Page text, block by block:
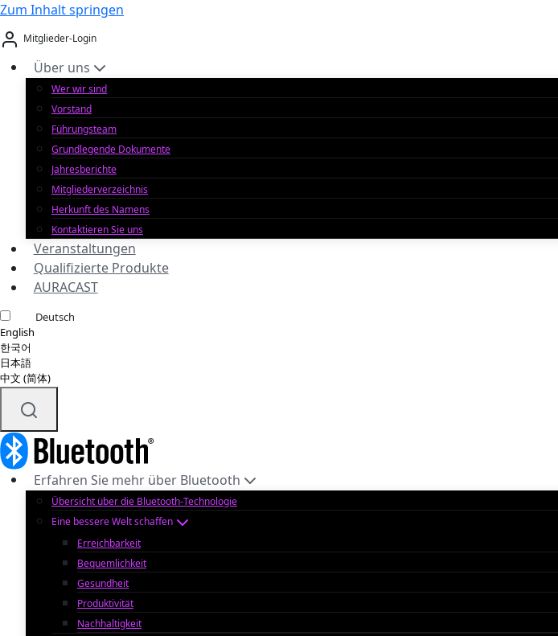
Zum Inhalt springen
Mitglieder-Login
Über uns
Wer wir sind
Vorstand
Führungsteam
Grundlegende Dokumente
Jahresberichte
Mitgliederverzeichnis
Herkunft des Namens
Kontaktieren Sie uns
Veranstaltungen
Qualifizierte Produkte
AURACAST
Deutsch
English
한국어
日本語
中文 (简体)
Erfahren Sie mehr über Bluetooth
Übersicht über die Bluetooth-Technologie
Eine bessere Welt schaffen
Erreichbarkeit
Bequemlichkeit
Gesundheit
Produktivität
Nachhaltigkeit